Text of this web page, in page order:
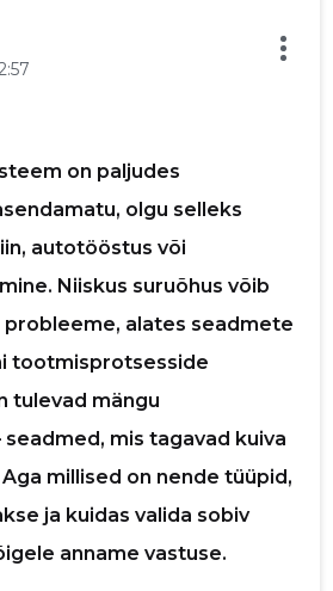
on paljudes
olgu selleks
autotööstus või
Niiskus suruõhus võib
alates seadmete
tootmisprotsesside
tulevad mängu
seadmed, mis tagavad kuiva
millised on nende tüüpid,
ja kuidas valida sobiv
anname vastuse.